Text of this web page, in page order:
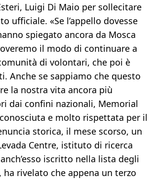
Luigi Di Maio per sollecitare
ufficiale. «Se l’appello dovesse
spiegato ancora da Mosca
il modo di continuare a
di volontari, che poi è
Anche se sappiamo che questo
la nostra vita ancora più
dai confini nazionali, Memorial
e molto rispettata per il
storica, il mese scorso, un
Centre, istituto di ricerca
iscritto nella lista degli
rivelato che appena un terzo